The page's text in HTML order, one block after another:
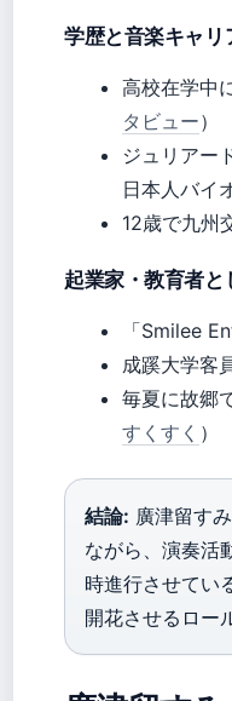
学歴と音楽キャリ
高校在学中
タビュー）
ジュリアー
日本人バイ
12歳で九州
起業家・教育者と
「Smilee
成蹊大学客
毎夏に故郷
すくすく ）
結論: 廣津留す
ながら、演奏活
時進行させてい
開花させるロー